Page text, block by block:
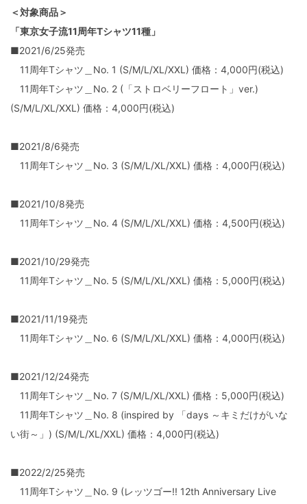
＜対象商品＞
「東京女子流11周年Tシャツ11種」
■2021/6/25発売
11周年Tシャツ＿No. 1 (S/M/L/XL/XXL) 価格：4,000円(税込)
11周年Tシャツ＿No. 2 (「ストロベリーフロート」ver.)
(S/M/L/XL/XXL) 価格：4,000円(税込)
■2021/8/6発売
11周年Tシャツ＿No. 3 (S/M/L/XL/XXL) 価格：4,000円(税込)
■2021/10/8発売
11周年Tシャツ＿No. 4 (S/M/L/XL/XXL) 価格：4,500円(税込)
■2021/10/29発売
11周年Tシャツ＿No. 5 (S/M/L/XL/XXL) 価格：5,000円(税込)
■2021/11/19発売
11周年Tシャツ＿No. 6 (S/M/L/XL/XXL) 価格：4,000円(税込)
■2021/12/24発売
11周年Tシャツ＿No. 7 (S/M/L/XL/XXL) 価格：5,000円(税込)
11周年Tシャツ＿No. 8 (inspired by 「days ～キミだけがいな
い街～」) (S/M/L/XL/XXL) 価格：4,000円(税込)
■2022/2/25発売
11周年Tシャツ＿No. 9 (レッツゴー!! 12th Anniversary Live